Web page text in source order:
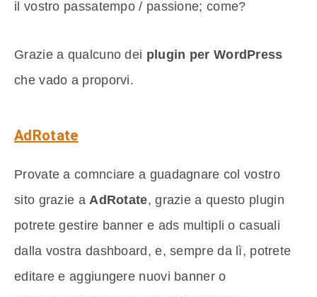
il vostro passatempo / passione; come?
Grazie a qualcuno dei plugin per WordPress
che vado a proporvi.
AdRotate
Provate a comnciare a guadagnare col vostro
sito grazie aAdRotate, grazie a questo plugin
potrete gestire banner e ads multipli o casuali
dalla vostra dashboard, e, sempre da lì, potrete
editare e aggiungere nuovi banner o